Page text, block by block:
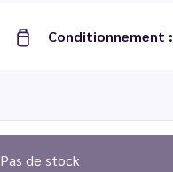
Conditionnement :
Pas de stock